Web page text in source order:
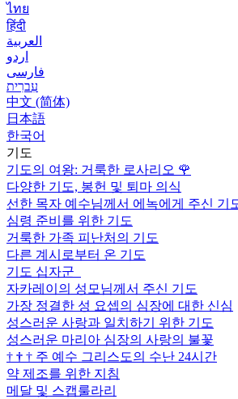
ไทย
हिंदी
العربية
اردو
فارسی
עִברִית
中文 (简体)
日本語
한국어
기도
기도의 여왕: 거룩한 로사리오 🌹
다양한 기도, 봉헌 및 퇴마 의식
선한 목자 예수님께서 에녹에게 주신 기
심령 준비를 위한 기도
거룩한 가족 피난처의 기도
다른 계시로부터 온 기도
기도 십자군
자카레이의 성모님께서 주신 기도
가장 정결한 성 요셉의 심장에 대한 신심
성스러운 사랑과 일치하기 위한 기도
성스러운 마리아 심장의 사랑의 불꽃
† † † 주 예수 그리스도의 수난 24시간
약 제조를 위한 지침
메달 및 스캡룰라리